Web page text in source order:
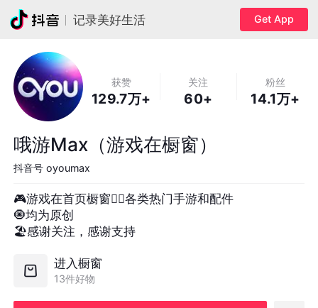
记录美好生活 Get App
获赞
129.7万+
关注
60+
粉丝
14.1万+
哦游Max（游戏在橱窗）
抖音号 oyoumax
🎮游戏在首页橱窗👇🏻各类热门手游和配件
🧿均为原创
🏖感谢关注，感谢支持
进入橱窗
13件好物